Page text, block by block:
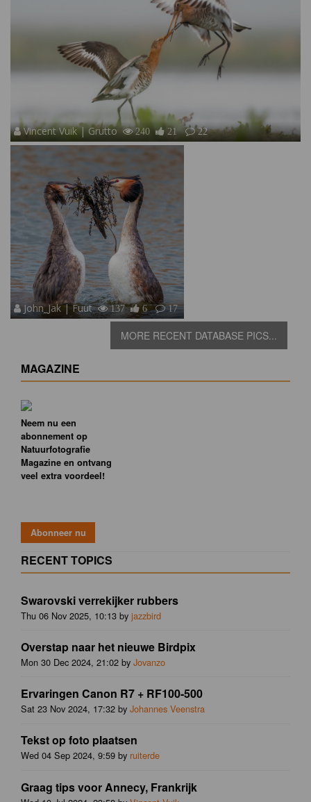
Vincent Vuik | Grutto 240 21 22
John_Jak | Fuut 137 6 17
MORE RECENT DATABASE PICS...
MAGAZINE
Neem nu een
abonnement op
Natuurfotografie
Magazine en ontvang
veel extra voordeel!
RECENT TOPICS
Swarovski verrekijker rubbers
Thu 06 Nov 2025, 10:13 by jazzbird
Overstap naar het nieuwe Birdpix
Mon 30 Dec 2024, 21:02 by Jovanzo
Ervaringen Canon R7 + RF100-500
Sat 23 Nov 2024, 17:32 by Johannes Veenstra
Tekst op foto plaatsen
Wed 04 Sep 2024, 9:59 by ruiterde
Graag tips voor Annecy, Frankrijk